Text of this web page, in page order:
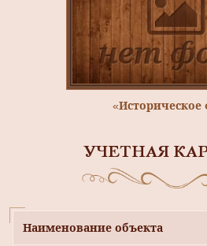
«Историческое
УЧЕТНАЯ
Наименование объекта